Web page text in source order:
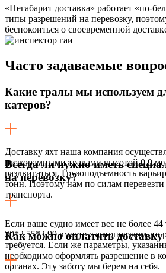
«Негабарит доставка» работает «по-
типы разрешений на перевозку,
беспокоиться о своевременной
Часто задаваемые
Какие тралы мы используем
катеров?
Доставку яхт наша компания
низкорамными тралами высотой 0,9
раздвигаться. Грузоподъемность
тонн. Поэтому нам по силам
транспорта.
Всегда ли нужно иметь
на перевозку?
Если ваше судно имеет вес не более
20*2,55*3,99 вместе с автопоездом, то
требуется. Если же параметры,
необходимо оформлять разрешение в
органах. Эту заботу мы берем на себя.
Как можно оплатить доставку